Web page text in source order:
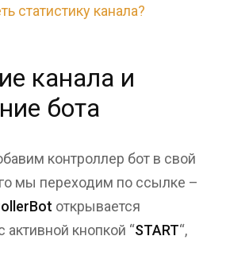
статистику канала?
канала и
бота
контроллер бот в свой
мы переходим по ссылке –
открывается
активной кнопкой “START“,